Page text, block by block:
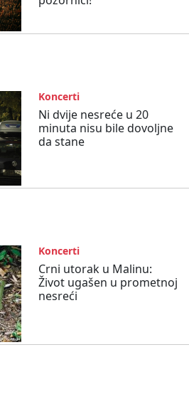
Koncerti
Ni dvije nesreće u 20
minuta nisu bile dovoljne
da stane
Koncerti
Crni utorak u Malinu:
Život ugašen u prometnoj
nesreći